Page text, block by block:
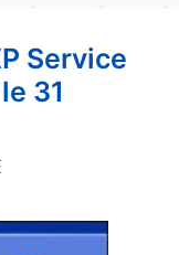
Service
31